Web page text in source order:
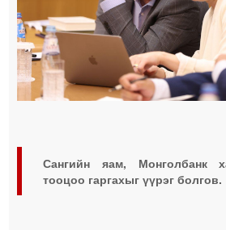
Сангийн яам, Монголбанк
тооцоо гаргахыг үүрэг болгов.